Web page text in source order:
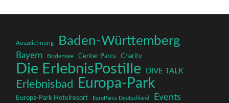
Auszeichnung Baden-Württemberg
Bayern Bodensee Center Parcs Charity
Die ErlebnisPostille DIVE TALK
Erlebnisbad Europa-Park
Europa-Park Hotelresort EuroParcs Deutschland Events